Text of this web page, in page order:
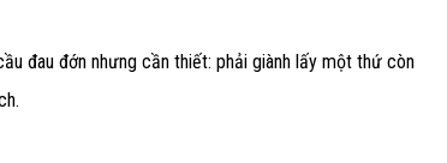
đau đớn nhưng cần thiết: phải giành lấy một thứ còn